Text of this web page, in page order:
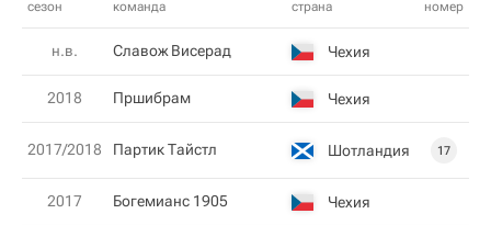
сезон команда страна номер
н.в. Славож Висерад Чехия
2018 Пршибрам Чехия
2017/2018 Партик Тайстл Шотландия 17
2017 Богемианс 1905 Чехия